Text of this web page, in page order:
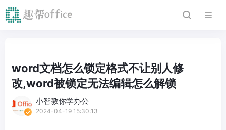
word文档怎么锁定格式不让别人修
改,word被锁定无法编辑怎么解锁
小智教你学办公
2024-04-19 15:30:13